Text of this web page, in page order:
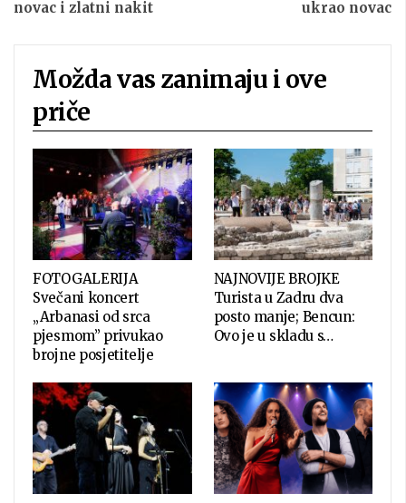
novac i zlatni nakit
ukrao novac
Možda vas zanimaju i ove
priče
FOTOGALERIJA
Svečani koncert
„Arbanasi od srca
pjesmom” privukao
brojne posjetitelje
NAJNOVIJE BROJKE
Turista u Zadru dva
posto manje; Bencun:
Ovo je u skladu s…